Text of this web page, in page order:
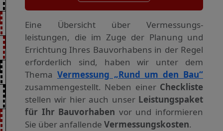
Eine Übersicht über Vermessungs­
leistungen, die im Zuge der Planung und
Errichtung Ihres Bauvorhabens in der Regel
erforderlich sind, haben wir unter dem
Thema Vermessung „Rund um den Bau“
zusammengestellt. Neben einer Checkliste
stellen wir hier auch unser Leistungspaket
für Ihr Bauvorhaben vor und informieren
Sie über anfallende Vermessungskosten.